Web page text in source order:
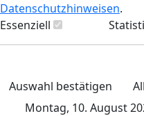
Datenschutzhinweisen.
Essenziell
Auswahl bestätigen
Montag, 10. August